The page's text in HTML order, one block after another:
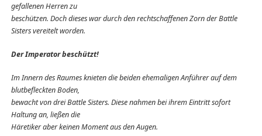
gefallenen Herren zu
beschützen. Doch dieses war durch den rechtschaffenen Zorn der Battle
Sisters vereitelt worden.
Der Imperator beschützt!
Im Innern des Raumes knieten die beiden ehemaligen Anführer auf dem
blutbefleckten Boden,
bewacht von drei Battle Sisters. Diese nahmen bei ihrem Eintritt sofort
Haltung an, ließen die
Häretiker aber keinen Moment aus den Augen.